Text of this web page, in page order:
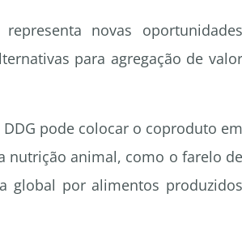
novas oportunidades
para agregação de valor
pode colocar o coproduto em
nutrição animal, como o farelo de
global por alimentos produzidos